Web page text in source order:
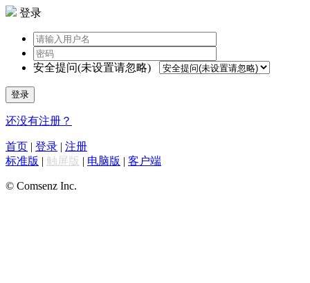
登录
安全提问(未设置请忽略)
登录
还没有注册？
首页 | 登录 | 注册
标准版 | 触屏版 | 电脑版 | 客户端
© Comsenz Inc.